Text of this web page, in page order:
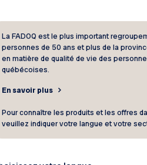
avec les
au cœur d’un
participation de la
que les aînés sont
les outils
encore rares. Il
La FADOQ est le plus important
personnes de 50 ans et plus de la
en matière de qualité de vie des
québécoises.
En savoir plus
Pour connaître les produits et les offres
veuillez indiquer votre langue et votre